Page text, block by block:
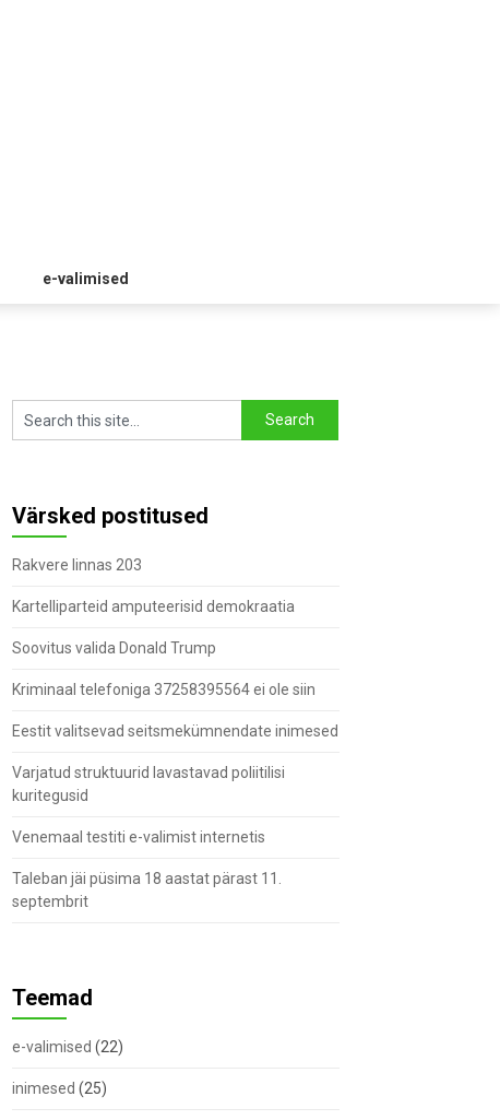
e-valimised
Värsked postitused
Rakvere linnas 203
Kartelliparteid amputeerisid demokraatia
Soovitus valida Donald Trump
Kriminaal telefoniga 37258395564 ei ole siin
Eestit valitsevad seitsmekümnendate inimesed
Varjatud struktuurid lavastavad poliitilisi
kuritegusid
Venemaal testiti e-valimist internetis
Taleban jäi püsima 18 aastat pärast 11.
septembrit
Teemad
e-valimised (22)
inimesed (25)